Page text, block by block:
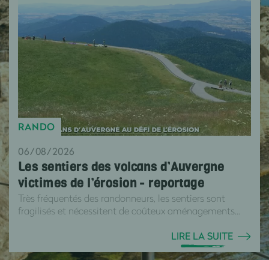
RANDO
06/08/2026
Les sentiers des volcans d’Auvergne
victimes de l’érosion - reportage
Très fréquentés des randonneurs, les sentiers sont
fragilisés et nécessitent de coûteux aménagements...
LIRE LA SUITE